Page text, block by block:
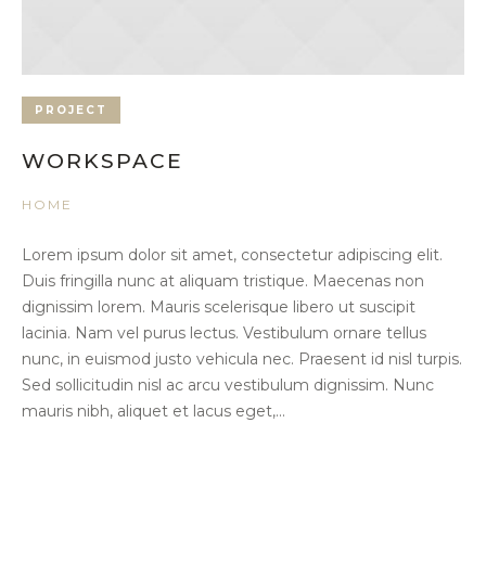
PROJECT
WORKSPACE
HOME
Lorem ipsum dolor sit amet, consectetur adipiscing elit.
Duis fringilla nunc at aliquam tristique. Maecenas non
dignissim lorem. Mauris scelerisque libero ut suscipit
lacinia. Nam vel purus lectus. Vestibulum ornare tellus
nunc, in euismod justo vehicula nec. Praesent id nisl turpis.
Sed sollicitudin nisl ac arcu vestibulum dignissim. Nunc
mauris nibh, aliquet et lacus eget,...